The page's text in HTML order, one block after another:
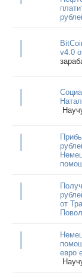
v4.0
от
евро